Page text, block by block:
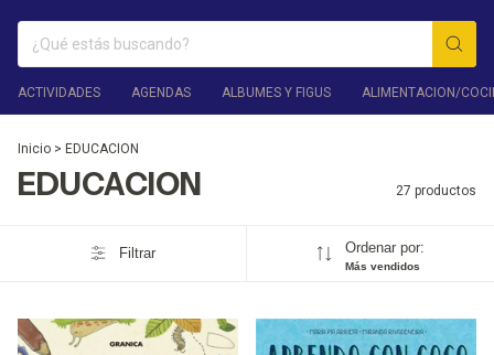
ACTIVIDADES AGENDAS ALBUMES Y FIGUS ALIMENTACION/
Inicio > EDUCACION
EDUCACION 27 productos
Filtrar Ordenar por:
Más vendidos